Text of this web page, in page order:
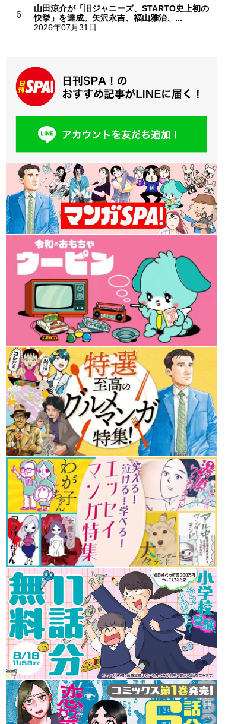
山田涼介が「旧ジャニーズ、STARTO史上初の
快挙」を達成。矢沢永吉、福山雅治、...
2026年07月31日